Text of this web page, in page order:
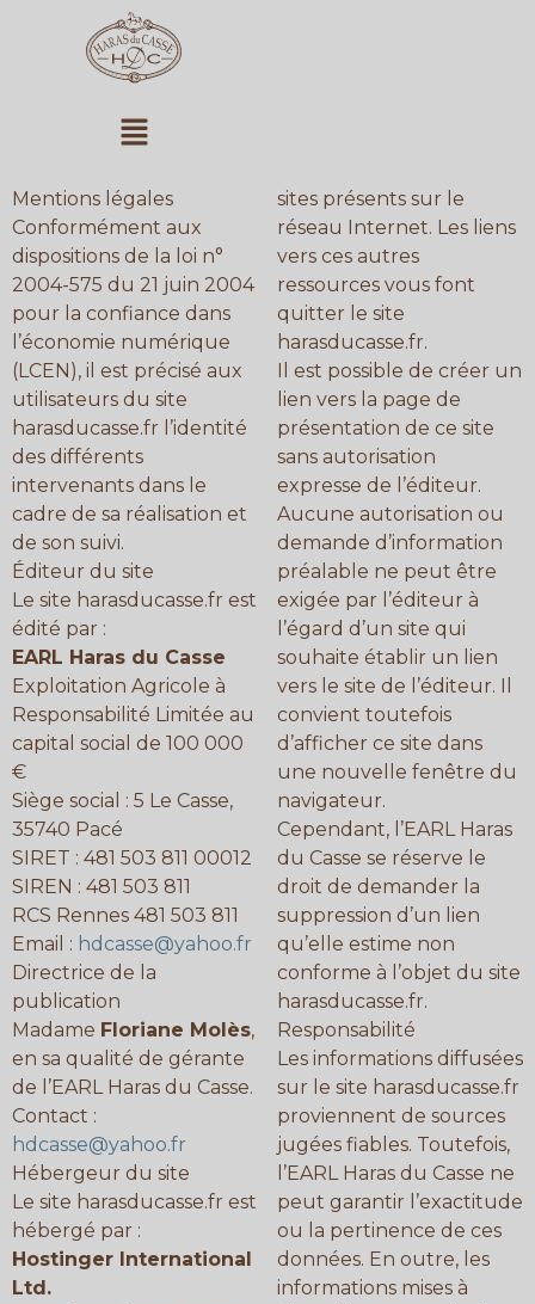
Menu
Mentions légales
Conformément aux
dispositions de la loi n°
2004-575 du 21 juin 2004
pour la confiance dans
l’économie numérique
(LCEN), il est précisé aux
utilisateurs du site
harasducasse.fr l’identité
des différents
intervenants dans le
cadre de sa réalisation et
de son suivi.
Éditeur du site
Le site harasducasse.fr est
édité par :
EARL Haras du Casse
Exploitation Agricole à
Responsabilité Limitée au
capital social de 100 000
€
Siège social : 5 Le Casse,
35740 Pacé
SIRET : 481 503 811 00012
SIREN : 481 503 811
RCS Rennes 481 503 811
Email : hdcasse@yahoo.fr
Directrice de la
publication
Madame Floriane Molès,
en sa qualité de gérante
de l’EARL Haras du Casse.
Contact :
hdcasse@yahoo.fr
Hébergeur du site
Le site harasducasse.fr est
hébergé par :
Hostinger International
Ltd.
sites présents sur le
réseau Internet. Les liens
vers ces autres
ressources vous font
quitter le site
harasducasse.fr.
Il est possible de créer un
lien vers la page de
présentation de ce site
sans autorisation
expresse de l’éditeur.
Aucune autorisation ou
demande d’information
préalable ne peut être
exigée par l’éditeur à
l’égard d’un site qui
souhaite établir un lien
vers le site de l’éditeur. Il
convient toutefois
d’afficher ce site dans
une nouvelle fenêtre du
navigateur.
Cependant, l’EARL Haras
du Casse se réserve le
droit de demander la
suppression d’un lien
qu’elle estime non
conforme à l’objet du site
harasducasse.fr.
Responsabilité
Les informations diffusées
sur le site harasducasse.fr
proviennent de sources
jugées fiables. Toutefois,
l’EARL Haras du Casse ne
peut garantir l’exactitude
ou la pertinence de ces
données. En outre, les
informations mises à